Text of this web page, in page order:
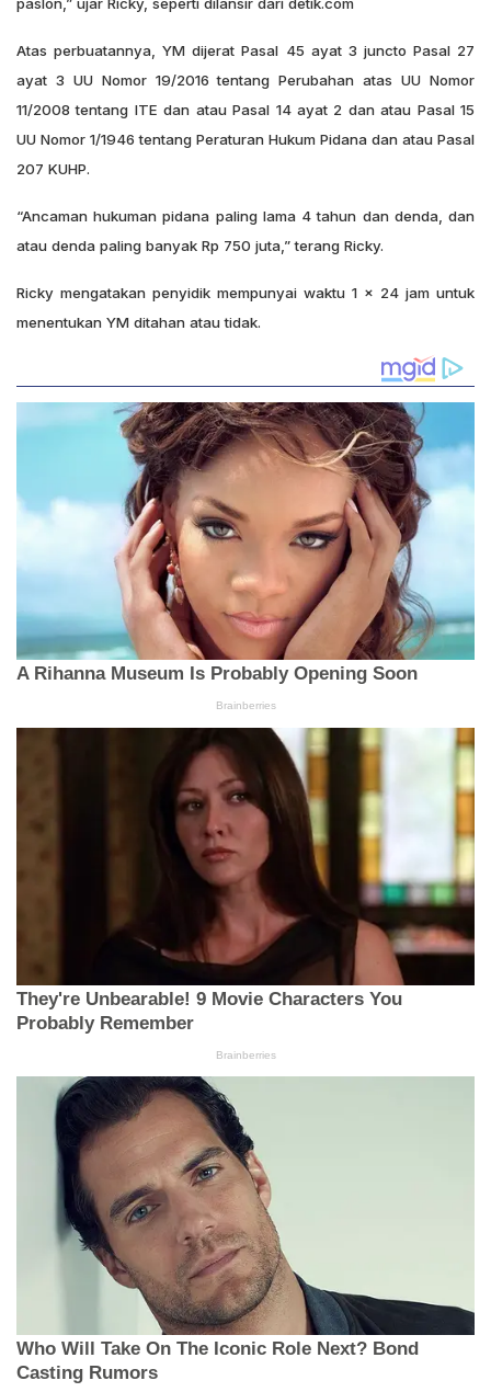
Atas perbuatannya, YM dijerat Pasal 45 ayat 3 juncto Pasal 27
ayat 3 UU Nomor 19/2016 tentang Perubahan atas UU Nomor
11/2008 tentang ITE dan atau Pasal 14 ayat 2 dan atau Pasal 15
UU Nomor 1/1946 tentang Peraturan Hukum Pidana dan atau Pasal
207 KUHP.
“Ancaman hukuman pidana paling lama 4 tahun dan denda, dan
atau denda paling banyak Rp 750 juta,” terang Ricky.
Ricky mengatakan penyidik mempunyai waktu 1 x 24 jam untuk
menentukan YM ditahan atau tidak.